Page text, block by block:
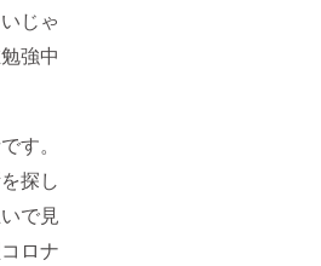
じゃ
強中
す。
探し
で見
ロナ